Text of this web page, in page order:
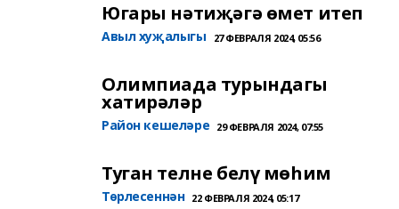
Югары нәтиҗәгә өмет итеп
Авыл хуҗалыгы 27 ФЕВРАЛЯ 2024, 05:56
Олимпиада турындагы
хатирәләр
Район кешеләре 29 ФЕВРАЛЯ 2024, 07:55
Туган телне белү мөһим
Төрлесеннән 22 ФЕВРАЛЯ 2024, 05:17